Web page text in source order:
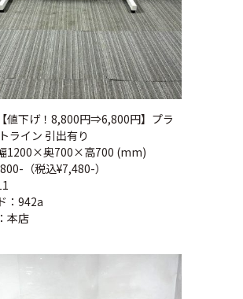
値下げ！8,800円⇒6,800円】プラ
ライン 引出有り
1200×奥700×高700 (mm)
（税込¥7,480-）
：942a
本店